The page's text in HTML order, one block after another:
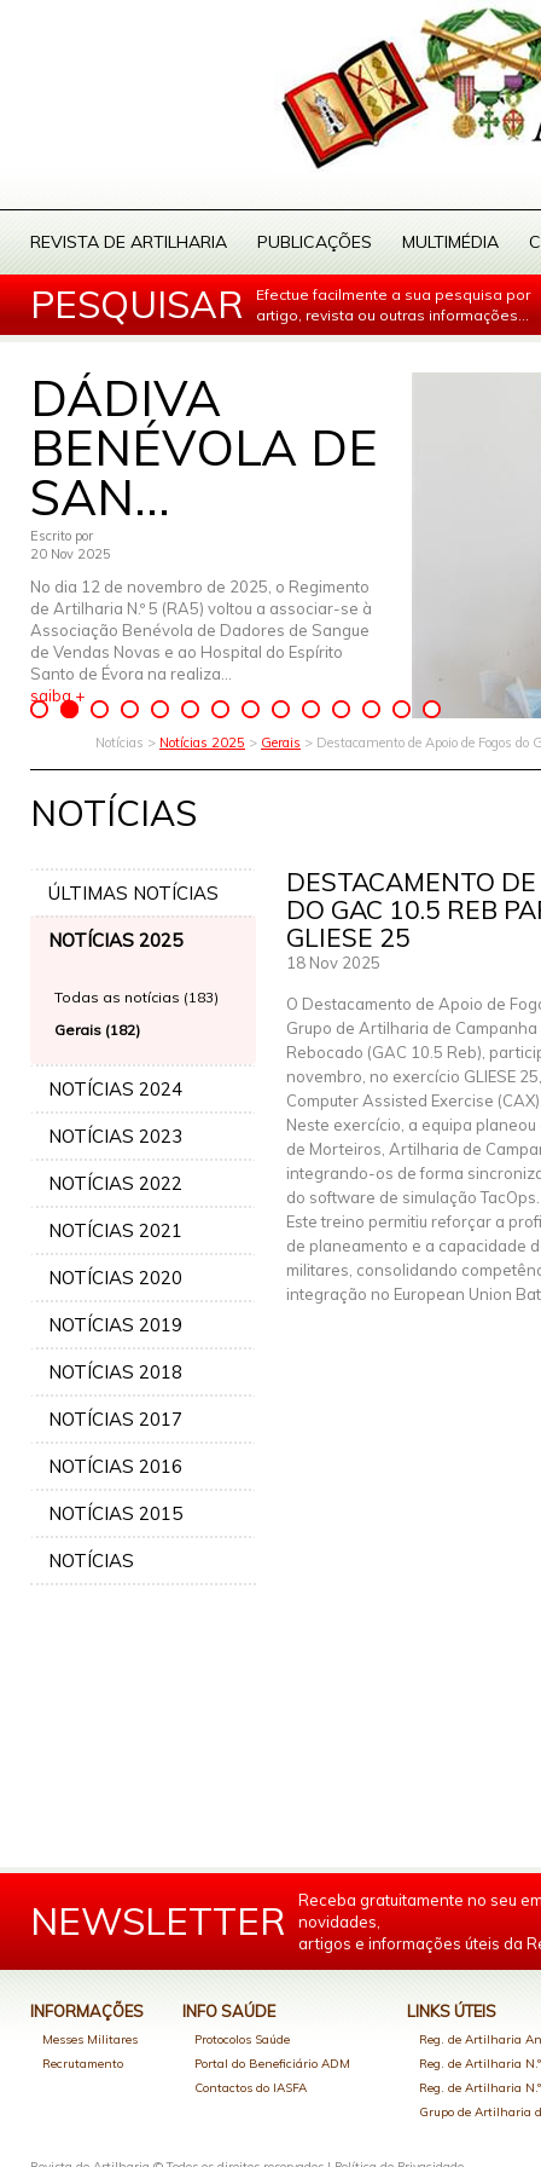
REVISTA DE ARTILHARIA PUBLICAÇÕES MULTIMÉDIA
PESQUISAR
Efectue facilmente a sua pesquisa por
artigo, revista ou outras informações...
DÁDIVA
BENÉVOLA DE
SAN...
Escrito por
20 Nov 2025
No dia 12 de novembro de 2025, o Regimento
de Artilharia N.º 5 (RA5) voltou a associar-se à
Associação Benévola de Dadores de Sangue
de Vendas Novas e ao Hospital do Espírito
Santo de Évora na realiza...
saiba +
Notícias > Notícias 2025 > Gerais > Destacamento de Apoio de Fogos
NOTÍCIAS
ÚLTIMAS NOTÍCIAS
NOTÍCIAS 2025
Todas as notícias (183)
Gerais (182)
NOTÍCIAS 2024
NOTÍCIAS 2023
NOTÍCIAS 2022
NOTÍCIAS 2021
NOTÍCIAS 2020
NOTÍCIAS 2019
NOTÍCIAS 2018
NOTÍCIAS 2017
NOTÍCIAS 2016
NOTÍCIAS 2015
NOTÍCIAS
DESTACAMENTO
DO GAC 10.5 REB
GLIESE 25
18 Nov 2025
O Destacamento de Apoio de
Grupo de Artilharia de Campanha
Rebocado (GAC 10.5 Reb),
novembro, no exercício GLIESE
Computer Assisted Exercise
Neste exercício, a equipa
de Morteiros, Artilharia de
integrando-os de forma
do software de simulação TacOps.
Este treino permitiu reforçar a
de planeamento e a capacidade
militares, consolidando
integração no European Union
NEWSLETTER
Receba gratuitamente no seu
novidades,
artigos e informações úteis da
INFORMAÇÕES
Messes Militares
Recrutamento
INFO SAÚDE
Protocolos Saúde
Portal do Beneficiário ADM
Contactos do IASFA
LINKS ÚTEIS
Reg. de Artilharia
Reg. de Artilharia
Reg. de Artilharia
Grupo de Artilharia